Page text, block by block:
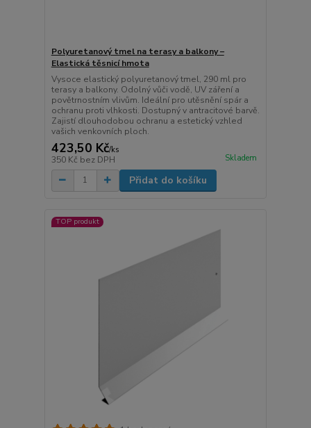
Polyuretanový tmel na terasy a balkony –
Elastická těsnicí hmota
Vysoce elastický polyuretanový tmel, 290 ml pro
terasy a balkony. Odolný vůči vodě, UV záření a
povětrnostním vlivům. Ideální pro utěsnění spár a
ochranu proti vlhkosti. Dostupný v antracitové barvě.
Zajistí dlouhodobou ochranu a estetický vzhled
vašich venkovních ploch.
423,50 Kč/ks
350 Kč bez DPH Skladem
Přidat do košíku
TOP produkt